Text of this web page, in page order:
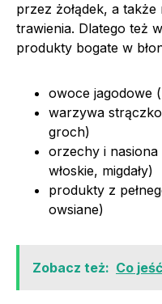
przez żołądek, a
trawienia. Dlatego też
produkty bogate w
owoce jagodowe
warzywa
groch)
orzechy i
włoskie, migdały)
produkty z
owsiane)
Zobacz też: Co